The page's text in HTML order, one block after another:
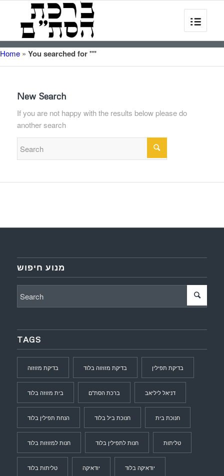
Home » You searched for ""
New Search
If you are not happy with the results below please do
another search
מנוע חיפוש
TAGS
בדיקת מזוזוה בדיקת מזוזוה בלוד בדיקת תפילין
בית מזוזה בלוד ברכת הסת"ם דניאל ליליאב
הנחת תפילין בלוד חנוכת ביל בלוד חנוכת בית
חנות למזוזות בלוד חנות לתפילין בלוד טליתות
טליתות בלוד יודאיקה יודאיקה בלוד